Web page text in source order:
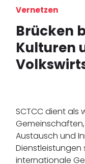
Vernetzen
Brücken
Kulturen
SCTCC dient
Austausch und
internationale